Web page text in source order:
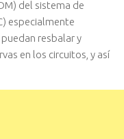
del sistema de
especialmente
resbalar y
en los circuitos, y así